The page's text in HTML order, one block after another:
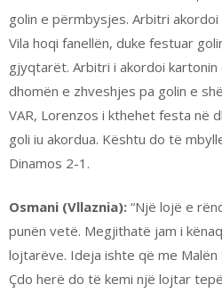
golin e përmbysjes. Arbitri
Vila hoqi fanellën, duke festuar
gjyqtarët. Arbitri i akordoi kartonin
dhomën e zhveshjes pa golin e
VAR, Lorenzos i kthehet festa në
goli iu akordua. Kështu do të
Dinamos 2-1.
Osmani (Vllaznia): “Një lojë e
punën vetë. Megjithatë jam i
lojtarëve. Ideja ishte që me
Çdo herë do të kemi një lojtar